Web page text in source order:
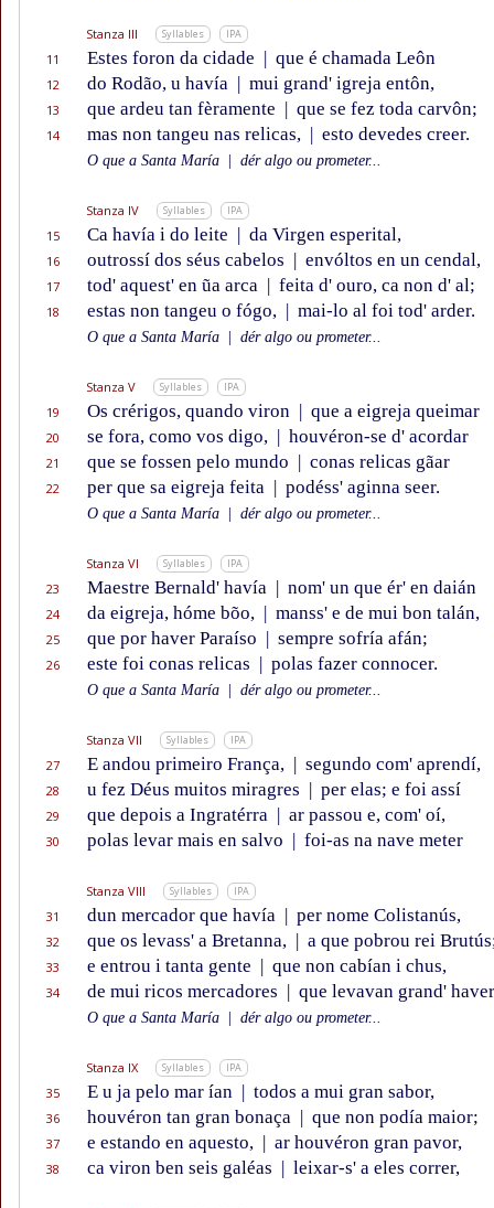
Stanza III Syllables IPA
11 Estes foron da cidade | que é chamada Leôn
12 do Rodão, u havía | mui grand' igreja entôn,
13 que ardeu tan fèramente | que se fez toda carvôn;
14 mas non tangeu nas relicas, | esto devedes creer.
O que a Santa María dér algo ou prometer...
Stanza IV Syllables IPA
15 Ca havía i do leite | da Virgen esperital,
16 outrossí dos séus cabelos | envóltos en un cendal,
17 tod' aquest' en ũa arca | feita d' ouro, ca non d' al;
18 estas non tangeu o fógo, | mai-lo al foi tod' arder.
O que a Santa María dér algo ou prometer...
Stanza V Syllables IPA
19 Os crérigos, quando viron | que a eigreja queimar
20 se fora, como vos digo, | houvéron-se d' acordar
21 que se fossen pelo mundo | conas relicas gãar
22 per que sa eigreja feita | podéss' aginna seer.
O que a Santa María dér algo ou prometer...
Stanza VI Syllables IPA
23 Maestre Bernald' havía | nom' un que ér' en daián
24 da eigreja, hóme bõo, | manss' e de mui bon talán,
25 que por haver Paraíso | sempre sofría afán;
26 este foi conas relicas | polas fazer connocer.
O que a Santa María dér algo ou prometer...
Stanza VII Syllables IPA
27 E andou primeiro França, | segundo com' aprendí,
28 u fez Déus muitos miragres | per elas; e foi assí
29 que depois a Ingratérra | ar passou e, com' oí,
30 polas levar mais en salvo | foi-as na nave meter
Stanza VIII Syllables IPA
31 dun mercador que havía | per nome Colistanús,
32 que os levass' a Bretanna, | a que pobrou rei
33 e entrou i tanta gente | que non cabían i chus,
34 de mui ricos mercadores | que levavan grand'
O que a Santa María dér algo ou prometer...
Stanza IX Syllables IPA
35 E u ja pelo mar ían | todos a mui gran sabor,
36 houvéron tan gran bonaça | que non podía maior;
37 e estando en aquesto, | ar houvéron gran pavor,
38 ca viron ben seis galéas | leixar-s' a eles correr,